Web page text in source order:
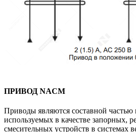
ПРИВОД NACM
Приводы являются составной
используемых в качестве запорных,
смесительных устройств в системах